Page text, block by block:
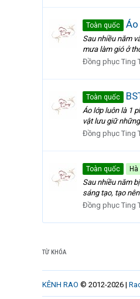
Toàn quốc
Sau nhiều năm
mưa làm gió ở
Đồng phục Ting
Toàn quốc
Áo lớp luôn là 1
vật lưu giữ
Đồng phục Ting
Toàn quốc Hà
Sau nhiều năm
sáng tạo, tạo
Đồng phục Ting
TỪ KHÓA
KÊNH RAO © 2012-2026 |